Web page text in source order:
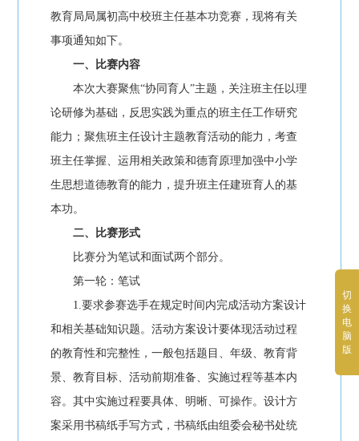
教育局局属初高中校班主任基本功竞赛，现将有关
事项通知如下。
一、比赛内容
本次大赛聚焦“协同育人”主题，关注班主任以理
论研修为基础，反思实践为重点的班主任工作研究
能力；聚焦班主任设计主题教育活动的能力，考查
班主任掌握、运用相关政策和德育原理加强中小学
生思想道德教育的能力，提升班主任建班育人的基
本功。
二、比赛形式
比赛分为笔试和面试两个部分。
第一轮：笔试
1.要求参赛选手在规定时间内完成活动方案设计
和相关基础知识题。活动方案设计要体现活动过程
的教育性和完整性，一般包括题目、年级、教育背
景、教育目标、活动前期准备、实施过程等基本内
容。其中实施过程要具体、明晰、可操作。设计方
案采用书稿纸手写方式，书稿纸由组委会秘书处统
切
换
电
脑
版